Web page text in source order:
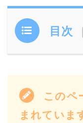
目次
このペ
まれていま